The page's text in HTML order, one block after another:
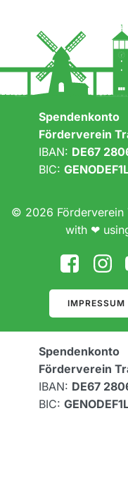
Spendenkonto
Förderverein
IBAN: DE67
BIC:
© 2026 Förderverein
with ❤
IMPRESSUM
Spendenkonto
Förderverein
IBAN: DE67
BIC: